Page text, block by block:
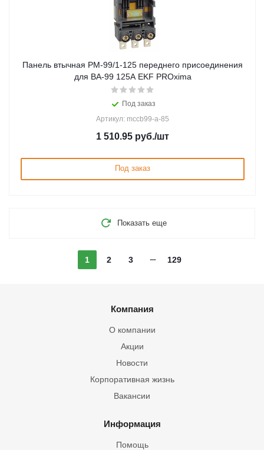
Панель втычная PM-99/1-125 переднего присоединения
для ВА-99 125А EKF PROxima
Под заказ
Артикул: mccb99-a-85
1 510.95 руб./шт
Под заказ
Показать еще
1 2 3 129
Компания
О компании
Акции
Новости
Корпоративная жизнь
Вакансии
Информация
Помощь